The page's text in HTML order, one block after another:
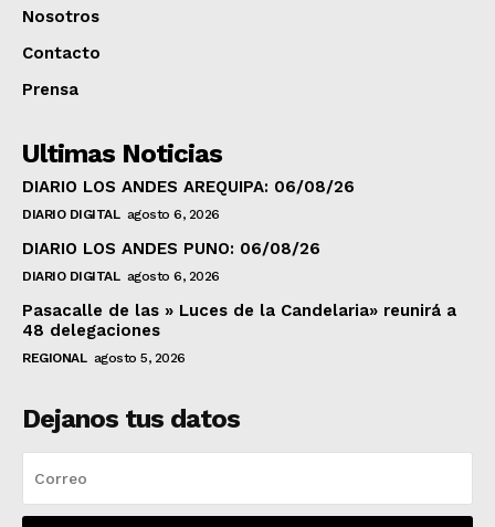
Nosotros
Contacto
Prensa
Ultimas Noticias
DIARIO LOS ANDES AREQUIPA: 06/08/26
DIARIO DIGITAL agosto 6, 2026
DIARIO LOS ANDES PUNO: 06/08/26
DIARIO DIGITAL agosto 6, 2026
Pasacalle de las » Luces de la Candelaria» reunirá a
48 delegaciones
REGIONAL agosto 5, 2026
Dejanos tus datos